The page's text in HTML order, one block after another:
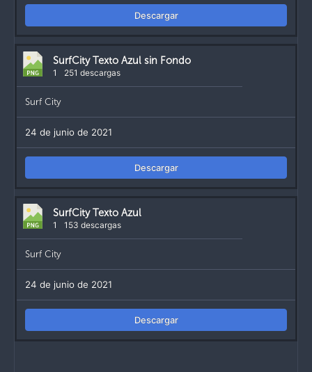
Descargar
SurfCity Texto Azul sin Fondo
1 251 descargas
Surf City
24 de junio de 2021
Descargar
SurfCity Texto Azul
1 153 descargas
Surf City
24 de junio de 2021
Descargar